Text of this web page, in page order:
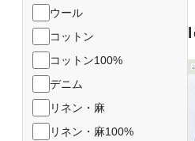
ウール
コットン
コットン100%
デニム
リネン・麻
リネン・麻100%